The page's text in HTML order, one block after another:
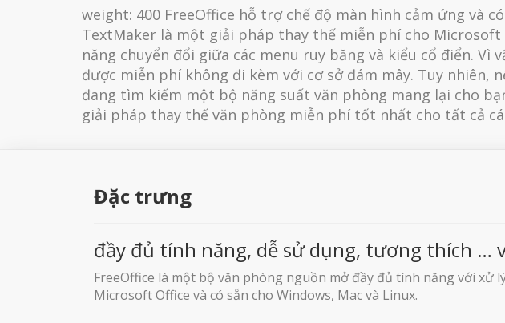
weight: 400 FreeOffice hỗ trợ chế độ màn hình cảm ứng và
TextMaker là một giải pháp thay thế miễn phí cho
năng chuyển đổi giữa các menu ruy băng và kiểu cổ điển. Vì
được miễn phí không đi kèm với cơ sở đám mây. Tuy
đang tìm kiếm một bộ năng suất văn phòng mang lại cho
giải pháp thay thế văn phòng miễn phí tốt nhất cho tất cả
Đặc trưng
đầy đủ tính năng, dễ sử dụng, tương thích …
FreeOffice là một bộ văn phòng nguồn mở đầy đủ tính năng với
Microsoft Office và có sẵn cho Windows, Mac và Linux.